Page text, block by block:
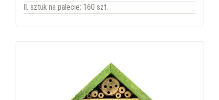
Il. sztuk na palecie: 160 szt.